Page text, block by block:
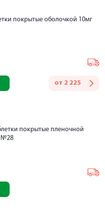
покрытые оболочкой 10мг
от 2 225
покрытые пленочной
№28